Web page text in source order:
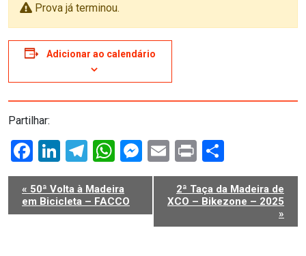
Prova já terminou.
Adicionar ao calendário
Partilhar:
Facebook
LinkedIn
Telegram
WhatsApp
Messenger
Email
Print
NAVEGAÇÃO
DO
EVENTO
« 50ª Volta à Madeira
em Bicicleta – FACCO
2ª Taça da Madeira de
XCO – Bikezone – 2025
»